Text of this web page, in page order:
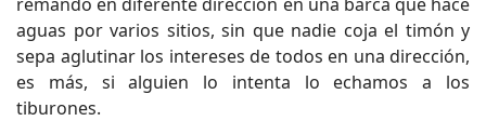
aguas por varios sitios, sin que nadie coja el timón y
sepa aglutinar los intereses de todos en una dirección,
es más, si alguien lo intenta lo echamos a los
tiburones.